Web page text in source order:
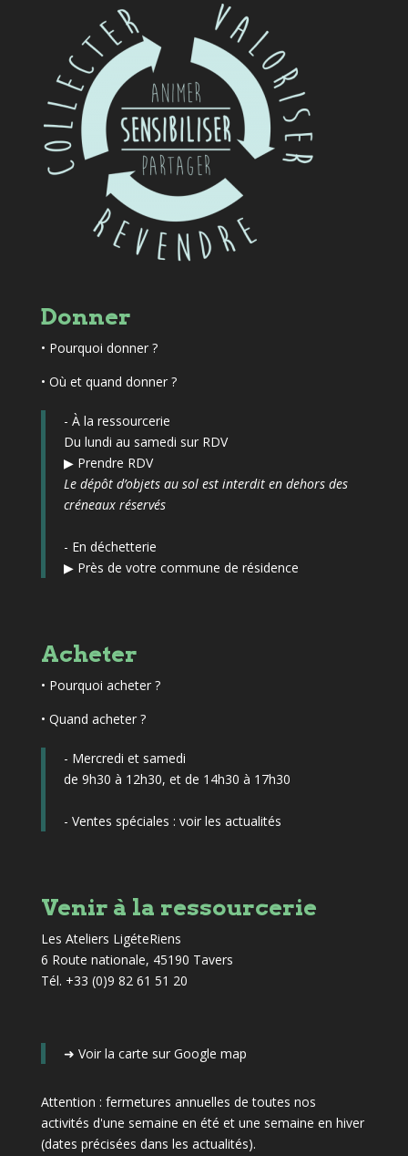
Donner
• Pourquoi donner ?
• Où et quand donner ?
- À la ressourcerie
Du lundi au samedi sur RDV
▶ Prendre RDV
Le dépôt d’objets au sol est interdit en dehors des
créneaux réservés
- En déchetterie
▶ Près de votre commune de résidence
Acheter
• Pourquoi acheter ?
• Quand acheter ?
- Mercredi et samedi
de 9h30 à 12h30, et de 14h30 à 17h30
- Ventes spéciales : voir les actualités
Venir à la ressourcerie
Les Ateliers LigéteRiens
6 Route nationale, 45190 Tavers
Tél. +33 (0)9 82 61 51 20
➜ Voir la carte sur Google map
Attention : fermetures annuelles de toutes nos
activités d'une semaine en été et une semaine en hiver
(dates précisées dans les actualités).